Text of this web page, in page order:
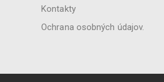
Kontakty
Ochrana osobných údajov.